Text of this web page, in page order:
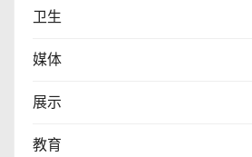
卫生
媒体
展示
教育